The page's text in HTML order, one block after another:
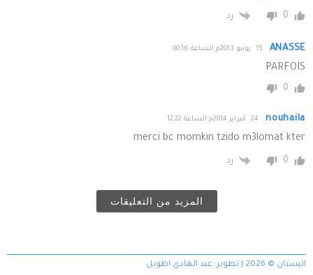
0 رد
ANASSE 15 يونيو 2013م الساعة 00:16
PARFOIS
0
nouhaila 24 فبراير 2014م الساعة 12:22
merci bc momkin tzido m3lomat kter
0 رد
المزيد من التعليقات
البستان © 2026 | تطوير: عبد الهادي اطويل